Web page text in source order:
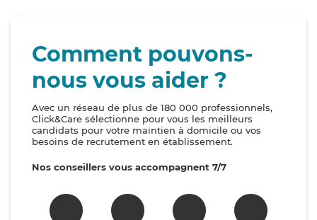
Comment pouvons-
nous vous aider ?
Avec un réseau de plus de 180 000 professionnels,
Click&Care sélectionne pour vous les meilleurs
candidats pour votre maintien à domicile ou vos
besoins de recrutement en établissement.
Nos conseillers vous accompagnent 7/7